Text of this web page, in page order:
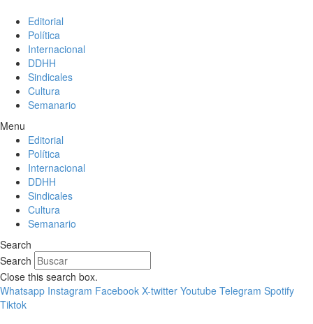
Editorial
Política
Internacional
DDHH
Sindicales
Cultura
Semanario
Menu
Editorial
Política
Internacional
DDHH
Sindicales
Cultura
Semanario
Search
Search
Close this search box.
Whatsapp Instagram Facebook X-twitter Youtube Telegram Spotify
Tiktok